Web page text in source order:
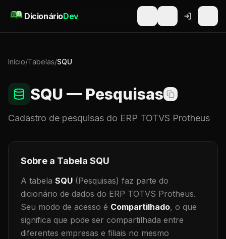
DicionárioDev
Início/Tabelas/SQU
SQU — Pesquisas
Cadastro de pesquisas do ERP TOTVS Protheus
Sobre a Tabela SQU
A tabela SQU (Pesquisas) faz parte do
dicionário de dados do ERP TOTVS Protheus.
Seu modo de acesso é Compartilhado, o que
significa que pode ser compartilhada entre
diferentes empresas e filiais no mesmo